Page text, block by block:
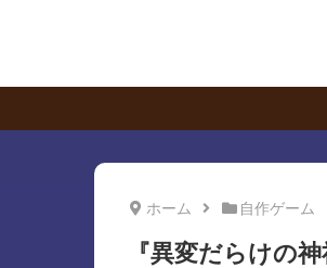
ホーム 自作ゲーム
『異変だらけの